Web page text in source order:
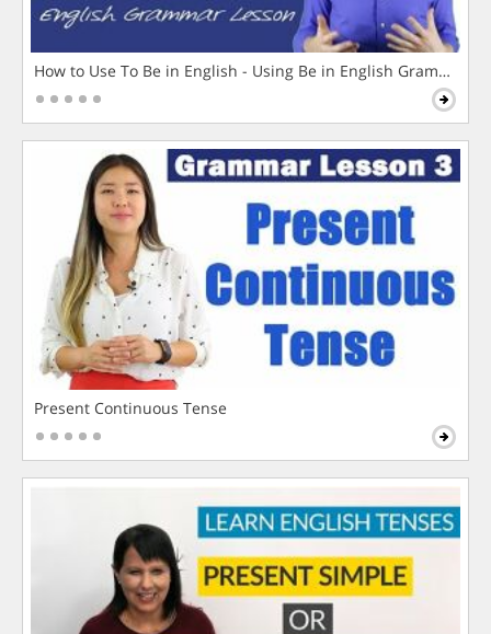
How to Use To Be in English - Using Be in English Grammar
Present Continuous Tense